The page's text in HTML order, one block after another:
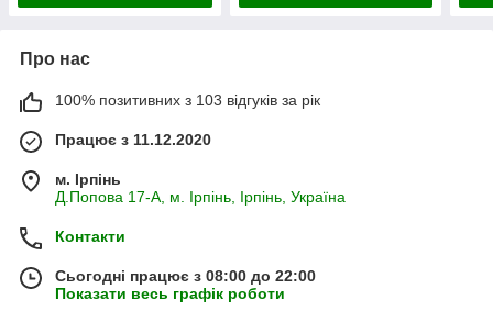
Про нас
100% позитивних з 103 відгуків за рік
Працює з 11.12.2020
м. Ірпінь
Д.Попова 17-А, м. Ірпінь, Ірпінь, Україна
Контакти
Сьогодні працює з 08:00 до 22:00
Показати весь графік роботи